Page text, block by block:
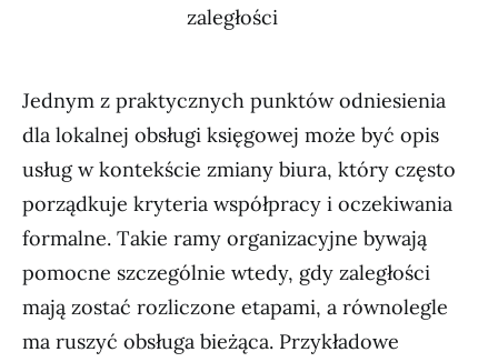
zaległości
Jednym z praktycznych punktów odniesienia
dla lokalnej obsługi księgowej może być opis
usług w kontekście zmiany biura, który często
porządkuje kryteria współpracy i oczekiwania
formalne. Takie ramy organizacyjne bywają
pomocne szczególnie wtedy, gdy zaległości
mają zostać rozliczone etapami, a równolegle
ma ruszyć obsługa bieżąca. Przykładowe